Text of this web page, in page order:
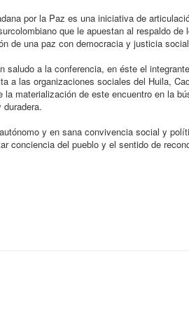
por la Paz es una iniciativa de
que le apuestan al respaldo de
de una paz con democracia y justicia
saludo a la conferencia, en éste el
a las organizaciones sociales del Huila,
la materialización de este encuentro en la
y en sana convivencia social y
conciencia del pueblo y el sentido de